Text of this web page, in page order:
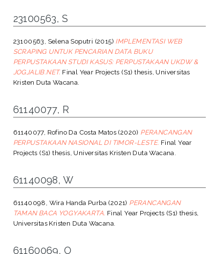
23100563, S
23100563, Selena Soputri (2015) IMPLEMENTASI WEB
SCRAPING UNTUK PENCARIAN DATA BUKU
PERPUSTAKAAN STUDI KASUS: PERPUSTAKAAN UKDW &
JOGJALIB.NET. Final Year Projects (S1) thesis, Universitas
Kristen Duta Wacana.
61140077, R
61140077, Rofino Da Costa Matos (2020) PERANCANGAN
PERPUSTAKAAN NASIONAL DI TIMOR-LESTE. Final Year
Projects (S1) thesis, Universitas Kristen Duta Wacana.
61140098, W
61140098, Wira Handa Purba (2021) PERANCANGAN
TAMAN BACA YOGYAKARTA. Final Year Projects (S1) thesis,
Universitas Kristen Duta Wacana.
61160069, O